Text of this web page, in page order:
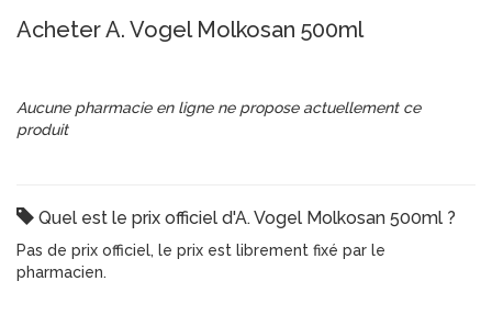
Acheter A. Vogel Molkosan 500ml
Aucune pharmacie en ligne ne propose actuellement ce
produit
Quel est le prix officiel d'A. Vogel Molkosan 500ml ?
Pas de prix officiel, le prix est librement fixé par le
pharmacien.